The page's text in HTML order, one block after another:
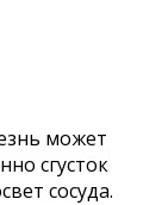
может
сгусток
сосуда.